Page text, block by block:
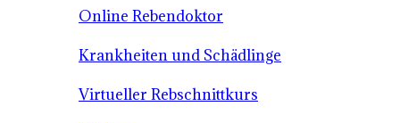
Online Rebendoktor
Krankheiten und Schädlinge
Virtueller Rebschnittkurs